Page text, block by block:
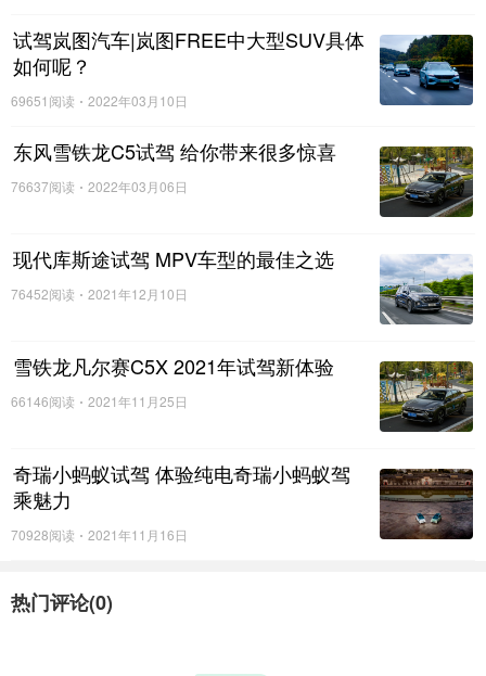
试驾岚图汽车|岚图FREE中大型SUV具体
如何呢？
69651阅读 2022年03月10日
东风雪铁龙C5试驾 给你带来很多惊喜
76637阅读 2022年03月06日
现代库斯途试驾 MPV车型的最佳之选
76452阅读 2021年12月10日
雪铁龙凡尔赛C5X 2021年试驾新体验
66146阅读 2021年11月25日
奇瑞小蚂蚁试驾 体验纯电奇瑞小蚂蚁驾
乘魅力
70928阅读 2021年11月16日
热门评论(0)